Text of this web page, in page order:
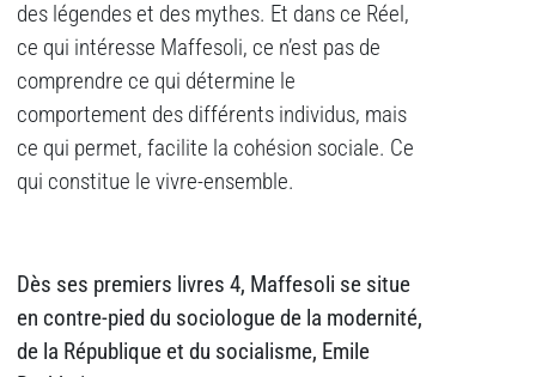
des légendes et des mythes. Et dans ce Réel,
ce qui intéresse Maffesoli, ce n’est pas de
comprendre ce qui détermine le
comportement des différents individus, mais
ce qui permet, facilite la cohésion sociale. Ce
qui constitue le vivre-ensemble.
Dès ses premiers livres 4, Maffesoli se situe
en contre-pied du sociologue de la modernité,
de la République et du socialisme, Emile